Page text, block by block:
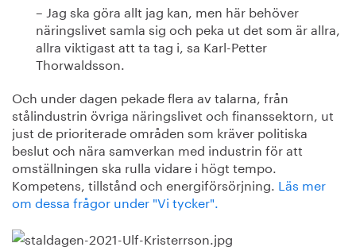
– Jag ska göra allt jag kan, men här behöver
näringslivet samla sig och peka ut det som är allra,
allra viktigast att ta tag i, sa Karl-Petter
Thorwaldsson.
Och under dagen pekade flera av talarna, från
stålindustrin övriga näringslivet och finanssektorn, ut
just de prioriterade områden som kräver politiska
beslut och nära samverkan med industrin för att
omställningen ska rulla vidare i högt tempo.
Kompetens, tillstånd och energiförsörjning. Läs mer
om dessa frågor under "Vi tycker".